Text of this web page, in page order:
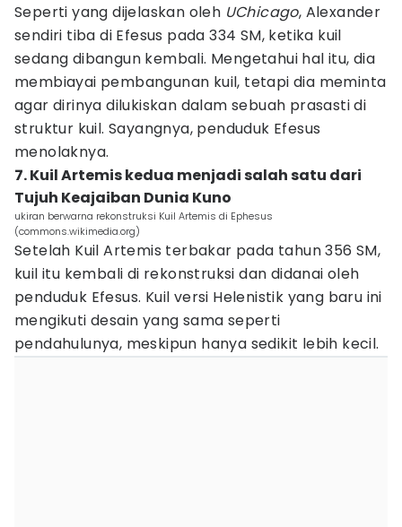
Seperti yang dijelaskan oleh UChicago, Alexander
sendiri tiba di Efesus pada 334 SM, ketika kuil
sedang dibangun kembali. Mengetahui hal itu, dia
membiayai pembangunan kuil, tetapi dia meminta
agar dirinya dilukiskan dalam sebuah prasasti di
struktur kuil. Sayangnya, penduduk Efesus
menolaknya.
7. Kuil Artemis kedua menjadi salah satu dari
Tujuh Keajaiban Dunia Kuno
ukiran berwarna rekonstruksi Kuil Artemis di Ephesus
(commons.wikimedia.org)
Setelah Kuil Artemis terbakar pada tahun 356 SM,
kuil itu kembali di rekonstruksi dan didanai oleh
penduduk Efesus. Kuil versi Helenistik yang baru ini
mengikuti desain yang sama seperti
pendahulunya, meskipun hanya sedikit lebih kecil.